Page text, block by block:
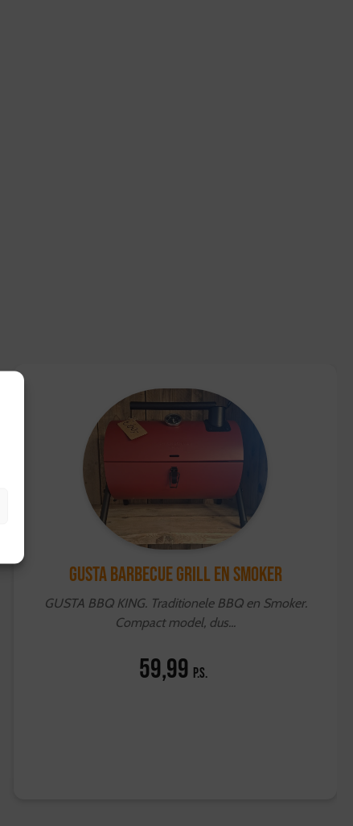
Gusta Barbecue Grill en Smoker
GUSTA BBQ KING. Traditionele BBQ en Smoker.
Compact model, dus...
59,99 p.s.